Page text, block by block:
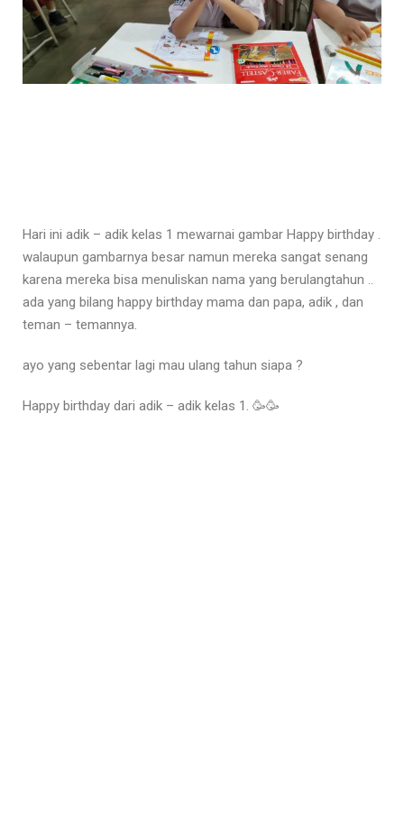
Hari ini adik – adik kelas 1 mewarnai gambar Happy birthday .
walaupun gambarnya besar namun mereka sangat senang
karena mereka bisa menuliskan nama yang berulangtahun ..
ada yang bilang happy birthday mama dan papa, adik , dan
teman – temannya.
ayo yang sebentar lagi mau ulang tahun siapa ?
Happy birthday dari adik – adik kelas 1. 🥳🥳